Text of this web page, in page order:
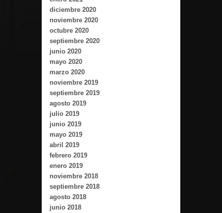
diciembre 2020
noviembre 2020
octubre 2020
septiembre 2020
junio 2020
mayo 2020
marzo 2020
noviembre 2019
septiembre 2019
agosto 2019
julio 2019
junio 2019
mayo 2019
abril 2019
febrero 2019
enero 2019
noviembre 2018
septiembre 2018
agosto 2018
junio 2018